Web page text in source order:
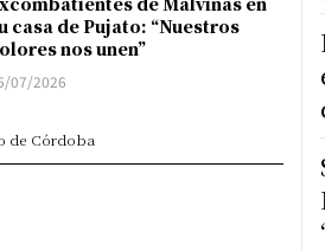
casa de Pujato: “Nuestros
nos unen”
07/2026
de Córdoba